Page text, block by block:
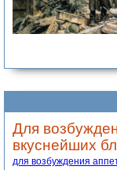
Для
вкуснейших
для возбуждения